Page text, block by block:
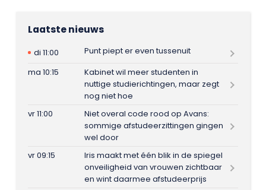
Laatste nieuws
di 11:00
Punt piept er even tussenuit
ma 10:15
Kabinet wil meer studenten in
nuttige studierichtingen, maar zegt
nog niet hoe
vr 11:00
Niet overal code rood op Avans:
sommige afstudeerzittingen gingen
wel door
vr 09:15
Iris maakt met één blik in de spiegel
onveiligheid van vrouwen zichtbaar
en wint daarmee afstudeerprijs